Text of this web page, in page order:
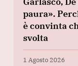
paura».
è convinta
svolta
1 Agosto 2026